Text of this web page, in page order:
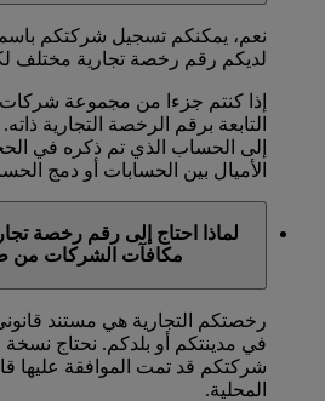
نعم، يمكنكم تسجيل شركتكم
لديكم رقم رخصة تجارية مختلف
إذا كنتم جزءا من مجموعة
التابعة برقم الرخصة التجارية
إلى الحساب الذي تم ذكره في
الأميال بين الحسابات أو دمج
لماذا احتاج إلى رقم رخصة
مكافآت الشركات من
رخصتكم التجارية هي مستند
في مدينتكم أو بلدكم. نحتاج نسخة
شركتكم قد تمت الموافقة عليها
المحلية.